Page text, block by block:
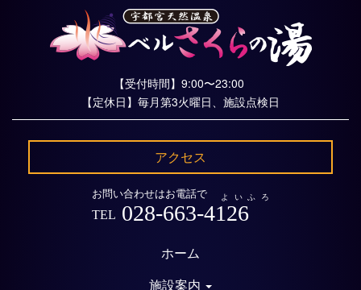
【受付時間】9:00〜23:00
【定休日】毎月第3火曜日、施設点検日
アクセス
お問い合わせはお電話で よいふろ
TEL 028-663-4126
ホーム
施設案内